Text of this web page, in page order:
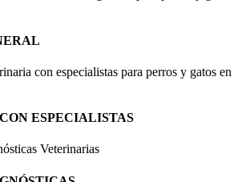
ESPECIALISTAS